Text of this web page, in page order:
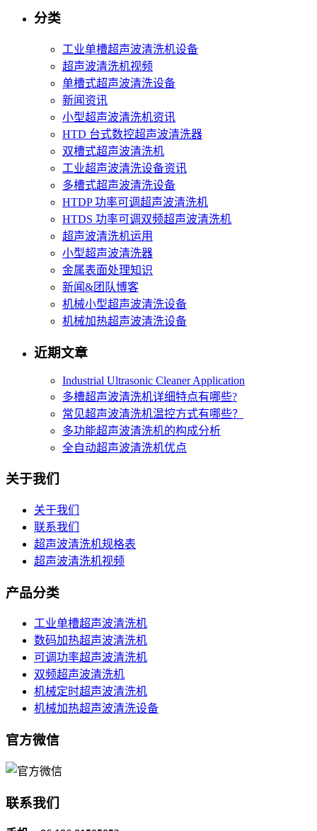
分类
工业单槽超声波清洗机设备
超声波清洗机视频
单槽式超声波清洗设备
新闻资讯
小型超声波清洗机资讯
HTD 台式数控超声波清洗器
双槽式超声波清洗机
工业超声波清洗设备资讯
多槽式超声波清洗设备
HTDP 功率可调超声波清洗机
HTDS 功率可调双频超声波清洗机
超声波清洗机运用
小型超声波清洗器
金属表面处理知识
新闻&团队博客
机械小型超声波清洗设备
机械加热超声波清洗设备
近期文章
Industrial Ultrasonic Cleaner Application
多槽超声波清洗机详细特点有哪些?
常见超声波清洗机温控方式有哪些？
多功能超声波清洗机的构成分析
全自动超声波清洗机优点
关于我们
关于我们
联系我们
超声波清洗机规格表
超声波清洗机视频
产品分类
工业单槽超声波清洗机
数码加热超声波清洗机
可调功率超声波清洗机
双频超声波清洗机
机械定时超声波清洗机
机械加热超声波清洗设备
官方微信
联系我们